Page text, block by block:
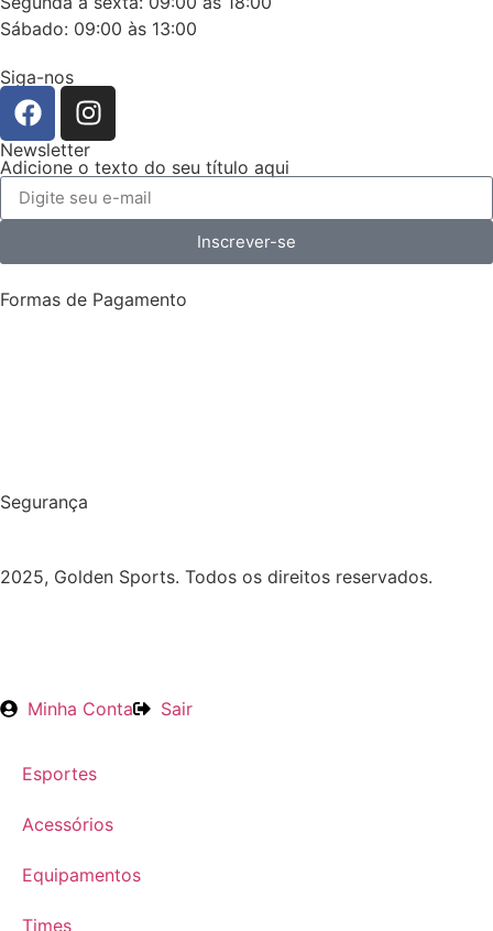
Sábado: 09:00 às 13:00
Siga-nos
Newsletter
Adicione o texto do seu título aqui
Inscrever-se
Formas de Pagamento
Segurança
2025, Golden Sports. Todos os direitos reservados.
Minha Conta Sair
Esportes
Acessórios
Equipamentos
Times